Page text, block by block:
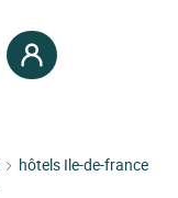
hôtels Ile-de-france